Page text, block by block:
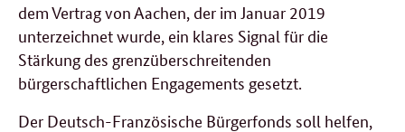
dem Vertrag von Aachen, der im Januar 2019
unterzeichnet wurde, ein klares Signal für die
Stärkung des grenzüberschreitenden
bürgerschaftlichen Engagements gesetzt.
Der Deutsch-Französische Bürgerfonds soll helfen,